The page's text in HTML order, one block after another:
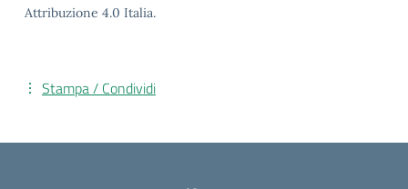
Attribuzione 4.0 Italia.
Stampa / Condividi